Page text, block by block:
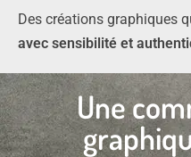
Des créations graphiques
avec sensibilité et
Une